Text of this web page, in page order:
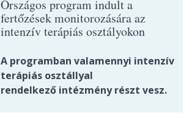
Országos program indult a
fertőzések monitorozására az
intenzív terápiás osztályokon
A programban valamennyi intenzív
terápiás osztállyal
rendelkező intézmény részt vesz.